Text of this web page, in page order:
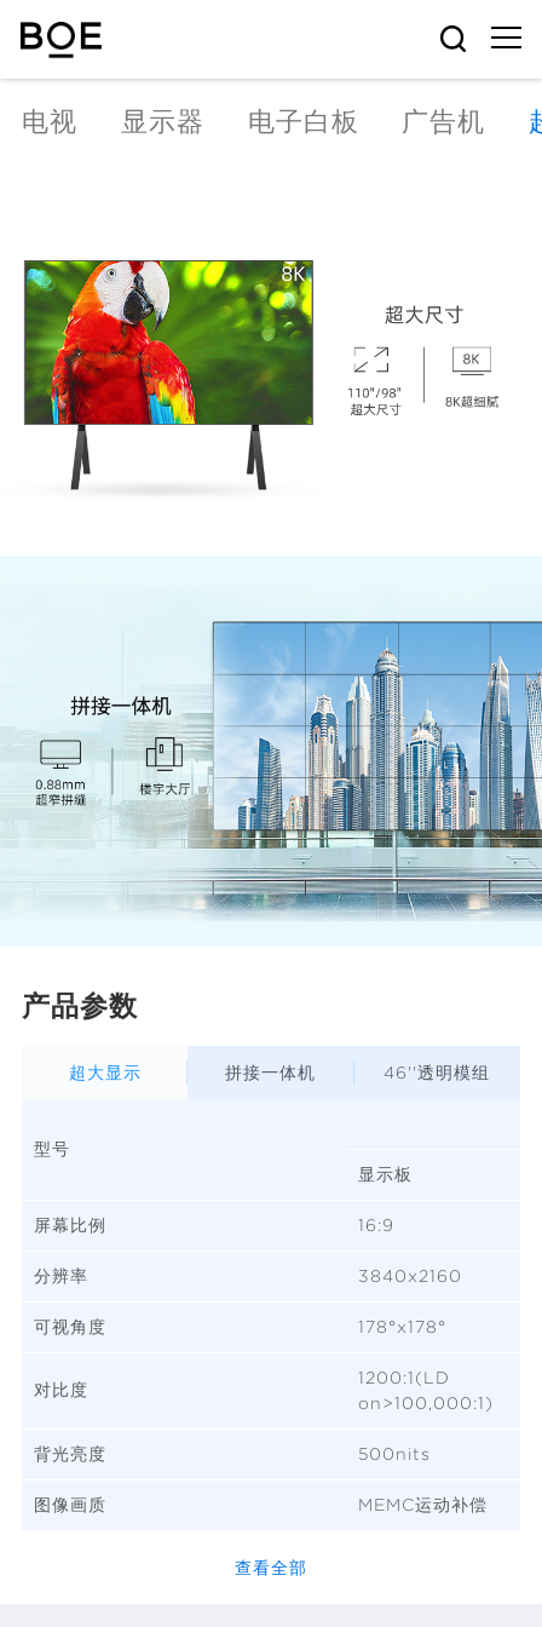
电视 显示器 电子白板 广告机
产品参数
超大显示 拼接一体机 46''透明模组
型号
显示板
屏幕比例 16:9
分辨率 3840x2160
可视角度 178°x178°
对比度
1200:1(LD
on>100,000:1)
背光亮度 500nits
图像画质 MEMC运动补偿
查看全部